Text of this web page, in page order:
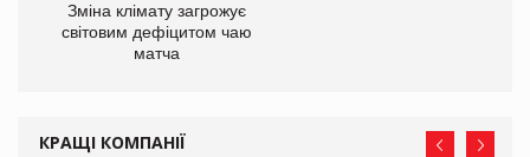
Зміна клімату загрожує
світовим дефіцитом чаю
матча
КРАЩІ КОМПАНІЇ